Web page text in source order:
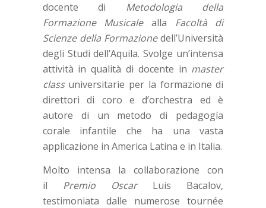
docente di Metodologia della
Formazione Musicalealla Facoltà di
Scienze della Formazionedell’Università
degli Studi dell’Aquila. Svolge un’intensa
attività in qualità di docente in master
classuniversitarie per la formazione di
direttori di coro e d’orchestra ed è
autore di un metodo di pedagogía
corale infantile che ha una vasta
applicazione in America Latina e in Italia.
Molto intensa la collaborazione con
il Premio OscarLuis Bacalov,
testimoniata dalle numerose tournée